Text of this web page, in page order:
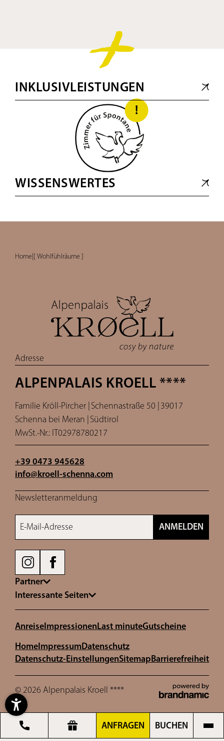
ANFRAGEN BUCHEN
INKLUSIVLEISTUNGEN
WISSENSWERTES
Home [ Wohlfühlräume ]
Adresse
ALPENPALAIS KROELL ****
Familie Kröll-Pircher | Schennastraße 50 | 39017
Schenna bei Meran | Südtirol
MwSt.-Nr.: IT02978780217
+39 0473 945628
info@kroell-schenna.com
Newsletteranmeldung
E-Mail-Adresse ANMELDEN
Partner
Interessante Seiten
AnreiseImpressionenLast minuteGutscheine
HomeImpressumDatenschutz
Datenschutz-EinstellungenSitemapBarrierefreiheit
© 2026 Alpenpalais Kroell ****